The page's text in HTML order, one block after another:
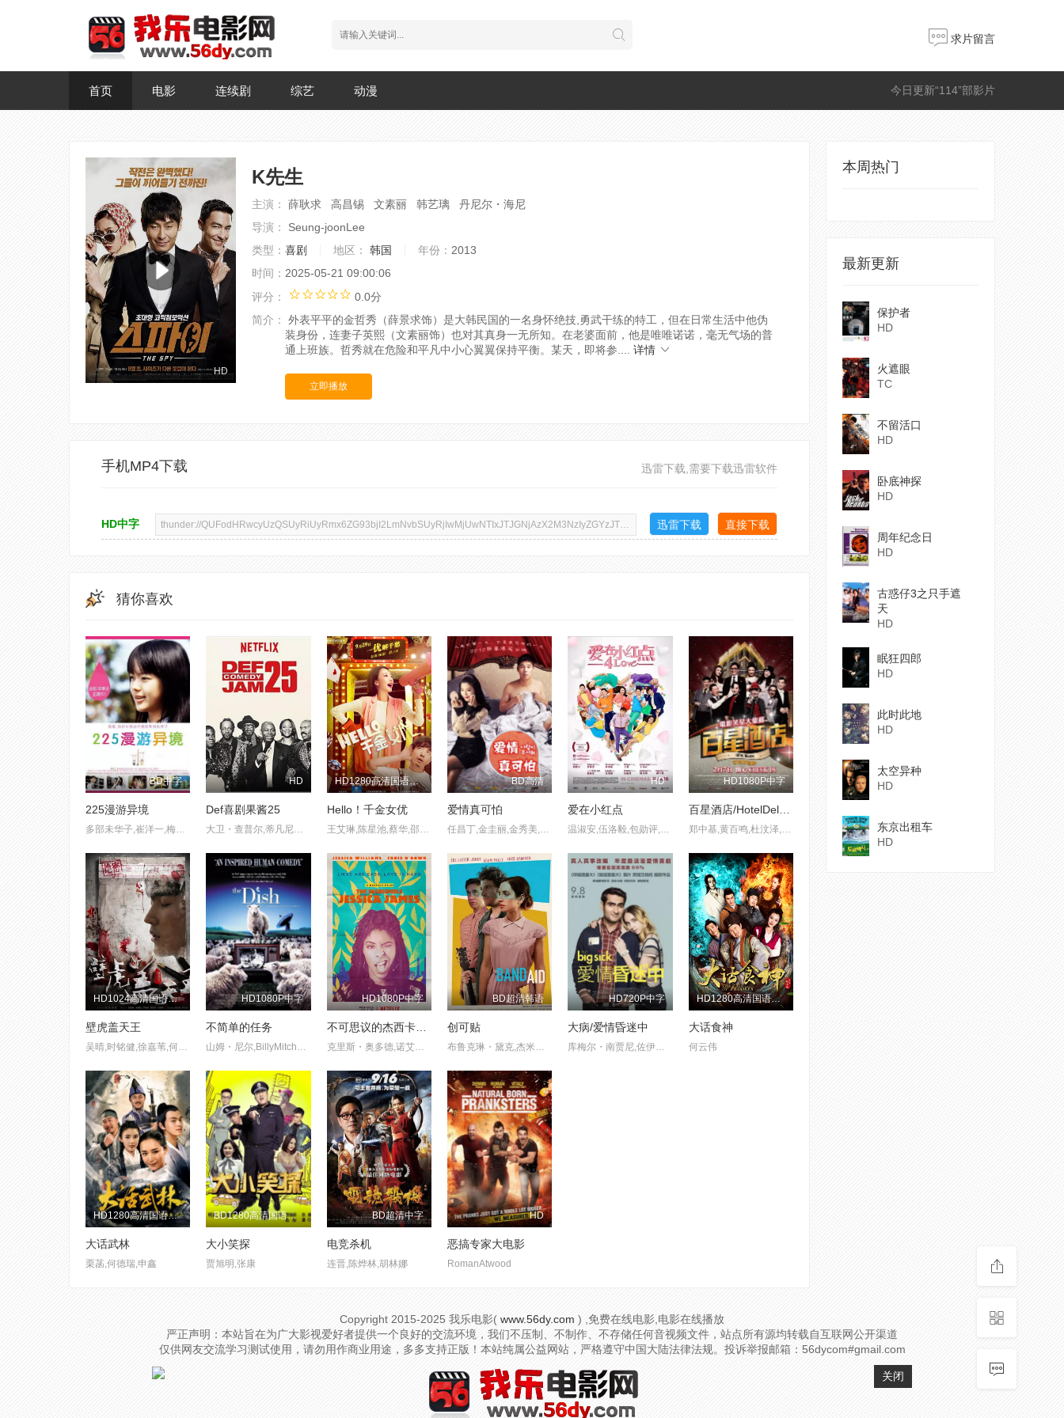
关闭
求片留言
今日更新“114”部影片
首页 电影 连续剧 综艺 动漫
HD
K先生
主演：
薛耿求 高昌锡 文素丽 韩艺璃 丹尼尔・海尼
导演：
Seung-joonLee
类型： 喜剧 地区： 韩国 年份： 2013
时间： 2025-05-21 09:00:06
评分：
0.0分
简介：
外表平平的金哲秀（薛景求饰）是大韩民国的一名身怀绝技,勇武干练的特工，但在日常生活中他伪
装身份，连妻子英熙（文素丽饰）也对其真身一无所知。在老婆面前，他是唯唯诺诺，毫无气场的普
通上班族。哲秀就在危险和平凡中小心翼翼保持平衡。某天，即将参....
详情
立即播放
迅雷下载,需要下载迅雷软件
手机MP4下载
HD中字 迅雷下载 直接下载
猜你喜欢
BD中字
225漫游异境
多部未华子,崔洋一,梅g昌代,田中要次,石田惠理
HD
Def喜剧果酱25
大卫・查普尔,蒂凡尼・哈迪斯,史蒂夫・哈维,比尔・贝拉米,BruceBruce
HD1280高清国语中字版
Hello！千金女优
王艾琳,陈星池,蔡华,邵晓江
BD高清
爱情真可怕
任昌丁,金圭丽,金秀美,金太勋
HD
爱在小红点
温淑安,伍洛毅,包勋评,陈启全,洪子惠
HD1080P中字
百星酒店/HotelDeluxe
郑中基,黄百鸣,杜汶泽,吴君如,毛舜筠
HD1024高清国语中字版
壁虎盖天王
吴晴,时铭健,徐嘉苇,何云伟
HD1080P中字
不简单的任务
山姆・尼尔,BillyMitchell,RozHammond
HD1080P中字
不可思议的杰西卡・詹姆斯
克里斯・奥多德,诺艾尔・维尔斯,梅根・凯驰,杰西卡・威廉姆斯,EvanderDuckJr.
BD超清韩语
创可贴
布鲁克琳・黛克,杰米・钟,佐伊・利斯特・琼斯,科林・汉克斯,埃瑞恩・海耶斯
HD720P中字
大病/爱情昏迷中
库梅尔・南贾尼,佐伊・卡赞,霍利・亨特,雷・罗马诺,阿努潘・凯尔
HD1280高清国语中字版
大话食神
何云伟
HD1280高清国语中字版
大话武林
栗菡,何德瑞,申鑫
BD1280高清国语中字版
大小笑探
贾旭明,张康
BD超清中字
电竞杀机
连晋,陈烨林,胡林娜
HD
恶搞专家大电影
RomanAtwood
本周热门
最新更新
保护者
HD
火遮眼
TC
不留活口
HD
卧底神探
HD
周年纪念日
HD
古惑仔3之只手遮
天
HD
眠狂四郎
HD
此时此地
HD
太空异种
HD
东京出租车
HD
Copyright 2015-2025 我乐电影( www.56dy.com ) ,免费在线电影,电影在线播放
严正声明：本站旨在为广大影视爱好者提供一个良好的交流环境，我们不压制、不制作、不存储任何音视频文件，站点所有源均转载自互联网公开渠道
仅供网友交流学习测试使用，请勿用作商业用途，多多支持正版！本站纯属公益网站，严格遵守中国大陆法律法规。投诉举报邮箱：56dycom#gmail.com